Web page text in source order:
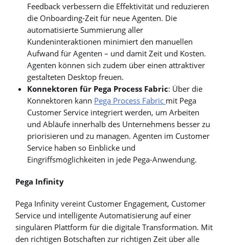
Feedback verbessern die Effektivität und reduzieren
die Onboarding-Zeit für neue Agenten. Die
automatisierte Summierung aller
Kundeninteraktionen minimiert den manuellen
Aufwand für Agenten – und damit Zeit und Kosten.
Agenten können sich zudem über einen attraktiver
gestalteten Desktop freuen.
Konnektoren für Pega Process Fabric: Über die
Konnektoren kann Pega Process Fabric mit Pega
Customer Service integriert werden, um Arbeiten
und Abläufe innerhalb des Unternehmens besser zu
priorisieren und zu managen. Agenten im Customer
Service haben so Einblicke und
Eingriffsmöglichkeiten in jede Pega-Anwendung.
Pega Infinity
Pega Infinity vereint Customer Engagement, Customer
Service und intelligente Automatisierung auf einer
singulären Plattform für die digitale Transformation. Mit
den richtigen Botschaften zur richtigen Zeit über alle